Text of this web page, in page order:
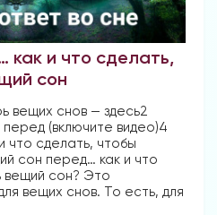
как и что сделать,
сон
вещих снов — здесь2
(включите видео)4
что сделать, чтобы
сон перед… как и что
вещий сон? Это
вещих снов. То есть, для